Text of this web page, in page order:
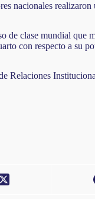
nacionales
de clase mundial
con respecto a su
Relaciones